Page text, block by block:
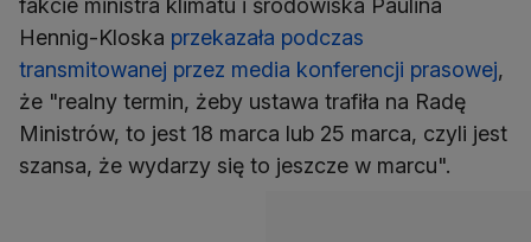
fakcie ministra klimatu i środowiska Paulina
Hennig-Kloska przekazała podczas
transmitowanej przez media konferencji prasowej,
że "realny termin, żeby ustawa trafiła na Radę
Ministrów, to jest 18 marca lub 25 marca, czyli jest
szansa, że wydarzy się to jeszcze w marcu".